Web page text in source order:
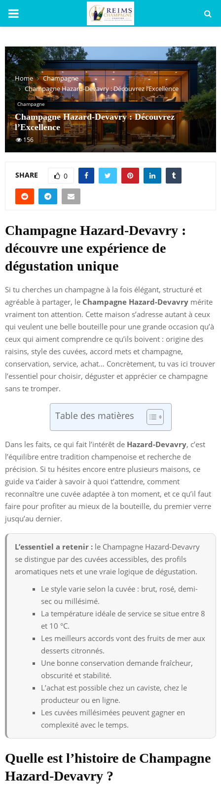
PRIMARY
Home
Champagne
Champagne Hazard-Devavry : Découvrez l’Excellence
Champagne
Champagne Hazard-Devavry : Découvrez
l’Excellence
156
SHARE 0
Champagne Hazard-Devavry :
découvre une expérience de
dégustation unique
Si tu cherches un champagne à la fois élégant, structuré et
agréable à partager, le Champagne Hazard-Devavry mérite
vraiment ton attention. Cette maison s’adresse autant à ceux
qui veulent une belle bouteille pour une grande occasion qu’à
ceux qui aiment comprendre ce qu’ils boivent : origine des
raisins, style des cuvées, accord mets et champagne,
conservation, service, achat… Concrètement, tu vas ici trouver
l’essentiel pour choisir, déguster et apprécier ce champagne
sans te tromper.
Table des matières
Dans les faits, ce qui fait l’intérêt de Hazard-Devavry, c’est
l’équilibre entre tradition champenoise et recherche de
précision. Si tu hésites encore entre plusieurs maisons, ce
guide va t’aider à savoir à quoi t’attendre, comment
reconnaître une cuvée adaptée à ton moment, et ce qu’il faut
faire pour profiter au mieux de la bouteille, du premier verre
jusqu’au dernier.
L’essentiel a retenir : le Champagne Hazard-Devavry
se distingue par des cuvées accessibles, des profils
aromatiques nets et une vraie logique de dégustation.
Le style varie selon la cuvée : brut, rosé, demi-
sec ou millésimé.
La température idéale de service se situe entre 8
et 10 °C.
Les meilleurs accords vont des fruits de mer aux
desserts citronnés.
Une bonne conservation demande fraîcheur,
obscurité et stabilité.
L’achat est possible chez un caviste, chez le
producteur ou en ligne.
Les cuvées millésimées peuvent gagner en
complexité avec le temps.
Quelle est l’histoire de Champagne
Hazard-Devavry ?